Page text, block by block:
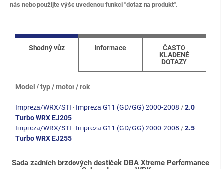
nás nebo použijte výše uvedenou funkci "dotaz na produkt".
Shodný vůz Informace
ČASTO
KLADENÉ
DOTAZY
Model / typ / motor / rok
Impreza/WRX/STI - Impreza G11 (GD/GG) 2000-2008 /2.0
Turbo WRX EJ205
Impreza/WRX/STI - Impreza G11 (GD/GG) 2000-2008 /2.5
Turbo WRX EJ255
Sada zadních brzdových destiček DBA Xtreme Performance